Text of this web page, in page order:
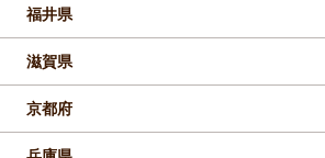
福井県
滋賀県
京都府